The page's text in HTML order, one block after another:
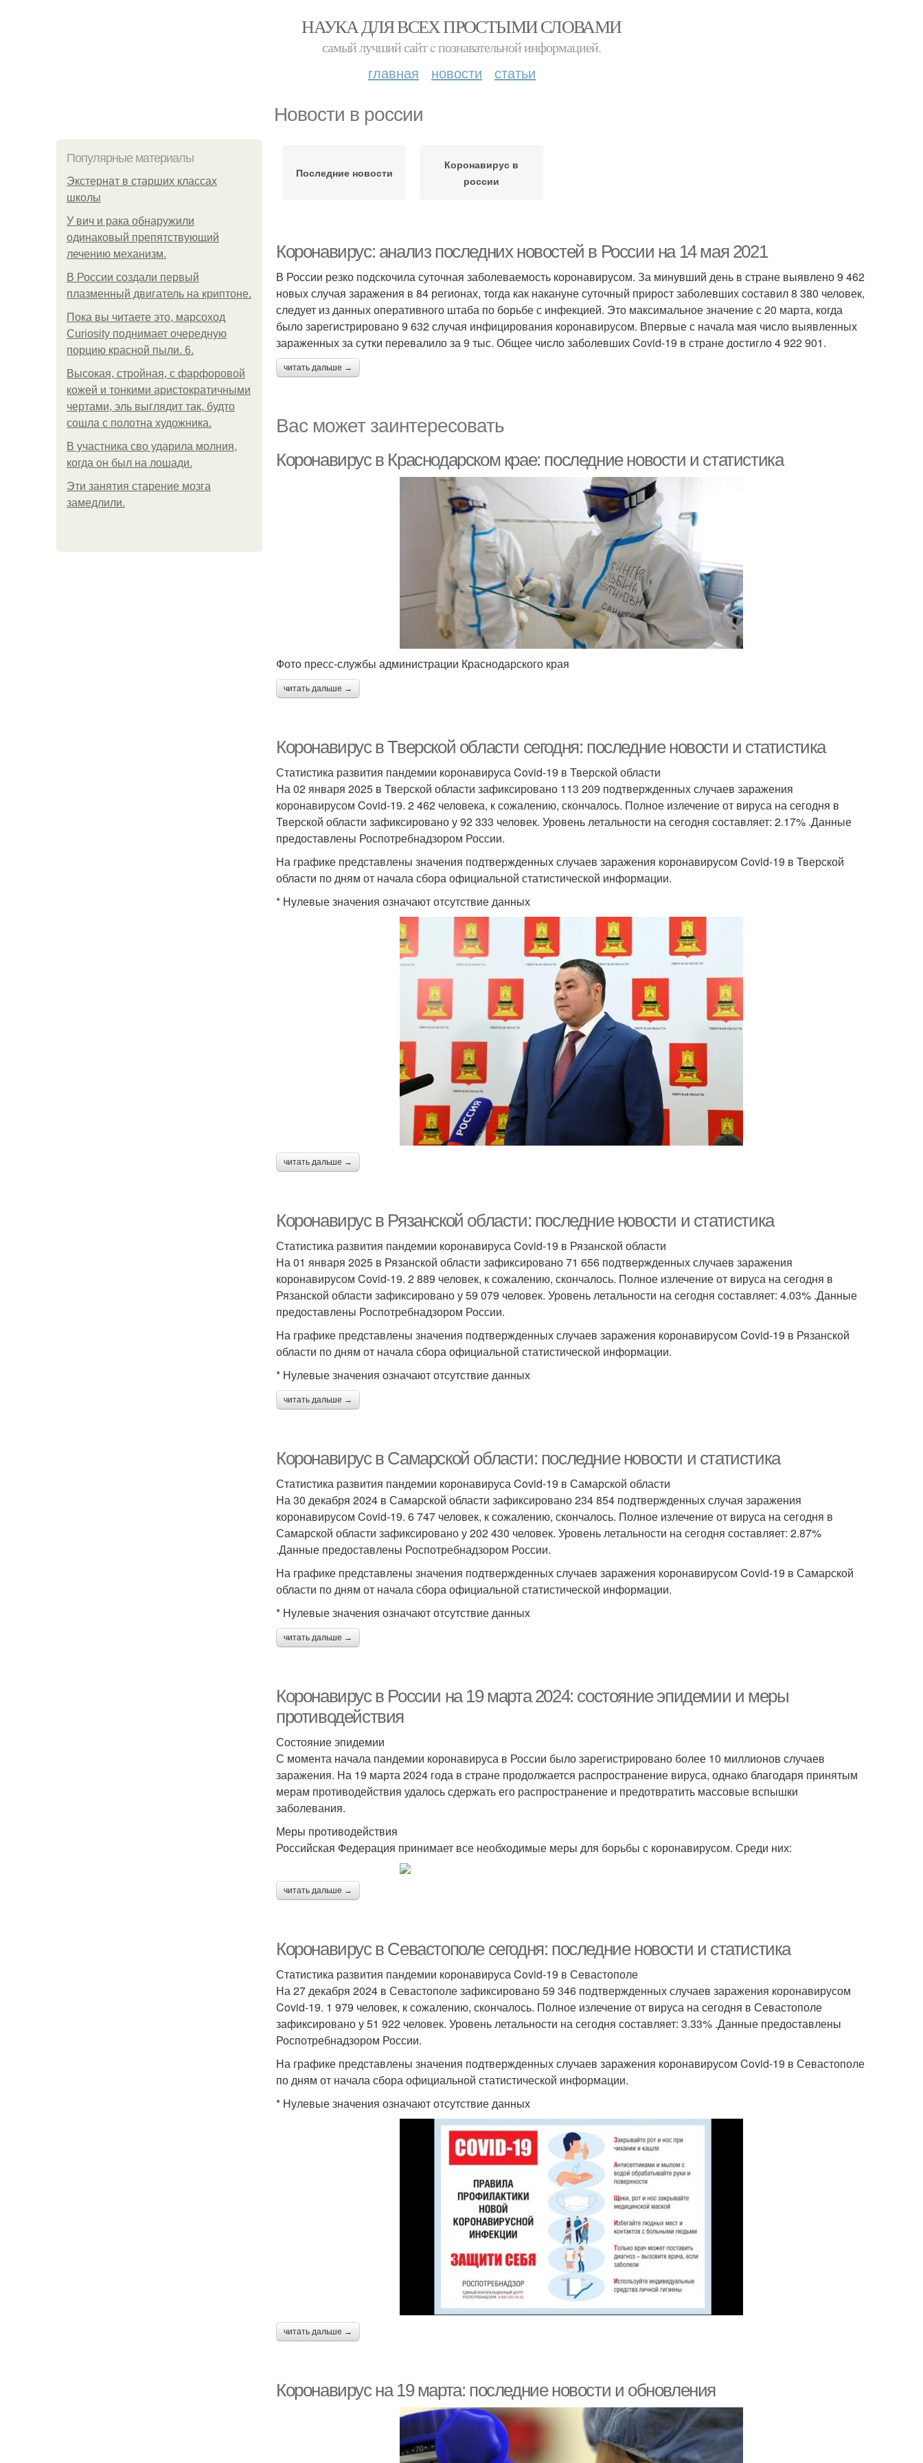
НАУКА ДЛЯ ВСЕХ ПРОСТЫМИ СЛОВАМИ
самый лучший сайт c познавательной информацией.
главная новости статьи
Новости в россии
Популярные материалы
Экстернат в старших классах
школы
У вич и рака обнаружили
одинаковый препятствующий
лечению механизм.
В России создали первый
плазменный двигатель на криптоне.
Пока вы читаете это, марсоход
Curiosity поднимает очередную
порцию красной пыли. 6.
Высокая, стройная, с фарфоровой
кожей и тонкими аристократичными
чертами, эль выглядит так, будто
сошла с полотна художника.
В участника сво ударила молния,
когда он был на лошади.
Эти занятия старение мозга
замедлили.
Последние новости
Коронавирус в
россии
Коронавирус: анализ последних новостей в России на 14 мая 2021
В России резко подскочила суточная заболеваемость коронавирусом. За минувший день в стране выявлено 9 462
новых случая заражения в 84 регионах, тогда как накануне суточный прирост заболевших составил 8 380 человек,
следует из данных оперативного штаба по борьбе с инфекцией. Это максимальное значение с 20 марта, когда
было зарегистрировано 9 632 случая инфицирования коронавирусом. Впервые с начала мая число выявленных
зараженных за сутки перевалило за 9 тыс. Общее число заболевших Covid-19 в стране достигло 4 922 901.
читать дальше →
Вас может заинтересовать
Коронавирус в Краснодарском крае: последние новости и статистика
Фото пресс-службы администрации Краснодарского края
читать дальше →
Коронавирус в Тверской области сегодня: последние новости и статистика
Статистика развития пандемии коронавируса Covid-19 в Тверской области
На 02 января 2025 в Тверской области зафиксировано 113 209 подтвержденных случаев заражения
коронавирусом Covid-19. 2 462 человека, к сожалению, скончалось. Полное излечение от вируса на сегодня в
Тверской области зафиксировано у 92 333 человек. Уровень летальности на сегодня составляет: 2.17% .Данные
предоставлены Роспотребнадзором России.
На графике представлены значения подтвержденных случаев заражения коронавирусом Covid-19 в Тверской
области по дням от начала сбора официальной статистической информации.
* Нулевые значения означают отсутствие данных
читать дальше →
Коронавирус в Рязанской области: последние новости и статистика
Статистика развития пандемии коронавируса Covid-19 в Рязанской области
На 01 января 2025 в Рязанской области зафиксировано 71 656 подтвержденных случаев заражения
коронавирусом Covid-19. 2 889 человек, к сожалению, скончалось. Полное излечение от вируса на сегодня в
Рязанской области зафиксировано у 59 079 человек. Уровень летальности на сегодня составляет: 4.03% .Данные
предоставлены Роспотребнадзором России.
На графике представлены значения подтвержденных случаев заражения коронавирусом Covid-19 в Рязанской
области по дням от начала сбора официальной статистической информации.
* Нулевые значения означают отсутствие данных
читать дальше →
Коронавирус в Самарской области: последние новости и статистика
Статистика развития пандемии коронавируса Covid-19 в Самарской области
На 30 декабря 2024 в Самарской области зафиксировано 234 854 подтвержденных случая заражения
коронавирусом Covid-19. 6 747 человек, к сожалению, скончалось. Полное излечение от вируса на сегодня в
Самарской области зафиксировано у 202 430 человек. Уровень летальности на сегодня составляет: 2.87%
.Данные предоставлены Роспотребнадзором России.
На графике представлены значения подтвержденных случаев заражения коронавирусом Covid-19 в Самарской
области по дням от начала сбора официальной статистической информации.
* Нулевые значения означают отсутствие данных
читать дальше →
Коронавирус в России на 19 марта 2024: состояние эпидемии и меры
противодействия
Состояние эпидемии
С момента начала пандемии коронавируса в России было зарегистрировано более 10 миллионов случаев
заражения. На 19 марта 2024 года в стране продолжается распространение вируса, однако благодаря принятым
мерам противодействия удалось сдержать его распространение и предотвратить массовые вспышки
заболевания.
Меры противодействия
Российская Федерация принимает все необходимые меры для борьбы с коронавирусом. Среди них:
читать дальше →
Коронавирус в Севастополе сегодня: последние новости и статистика
Статистика развития пандемии коронавируса Covid-19 в Севастополе
На 27 декабря 2024 в Севастополе зафиксировано 59 346 подтвержденных случаев заражения коронавирусом
Covid-19. 1 979 человек, к сожалению, скончалось. Полное излечение от вируса на сегодня в Севастополе
зафиксировано у 51 922 человек. Уровень летальности на сегодня составляет: 3.33% .Данные предоставлены
Роспотребнадзором России.
На графике представлены значения подтвержденных случаев заражения коронавирусом Covid-19 в Севастополе
по дням от начала сбора официальной статистической информации.
* Нулевые значения означают отсутствие данных
читать дальше →
Коронавирус на 19 марта: последние новости и обновления